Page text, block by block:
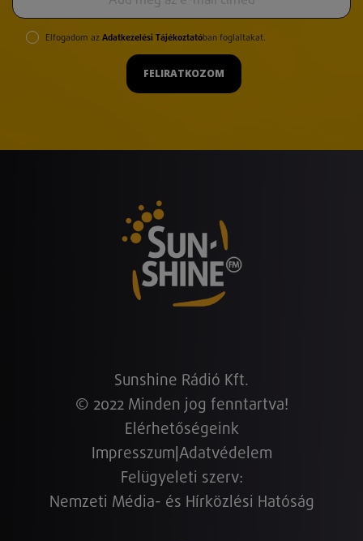
Elfogadom az Adatkezelési Tájékoztatóban foglaltakat.
FELIRATKOZOM
Sunshine Rádió Kft.
© 2022 Minden jog fenntartva!
Elérhetőségeink
Impresszum Adatvédelem
Felügyeleti szerv:
Nemzeti Média- és Hírközlési Hatóság